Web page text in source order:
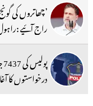
’چھاتروں کی
راج آئیے
درخواستوں کا